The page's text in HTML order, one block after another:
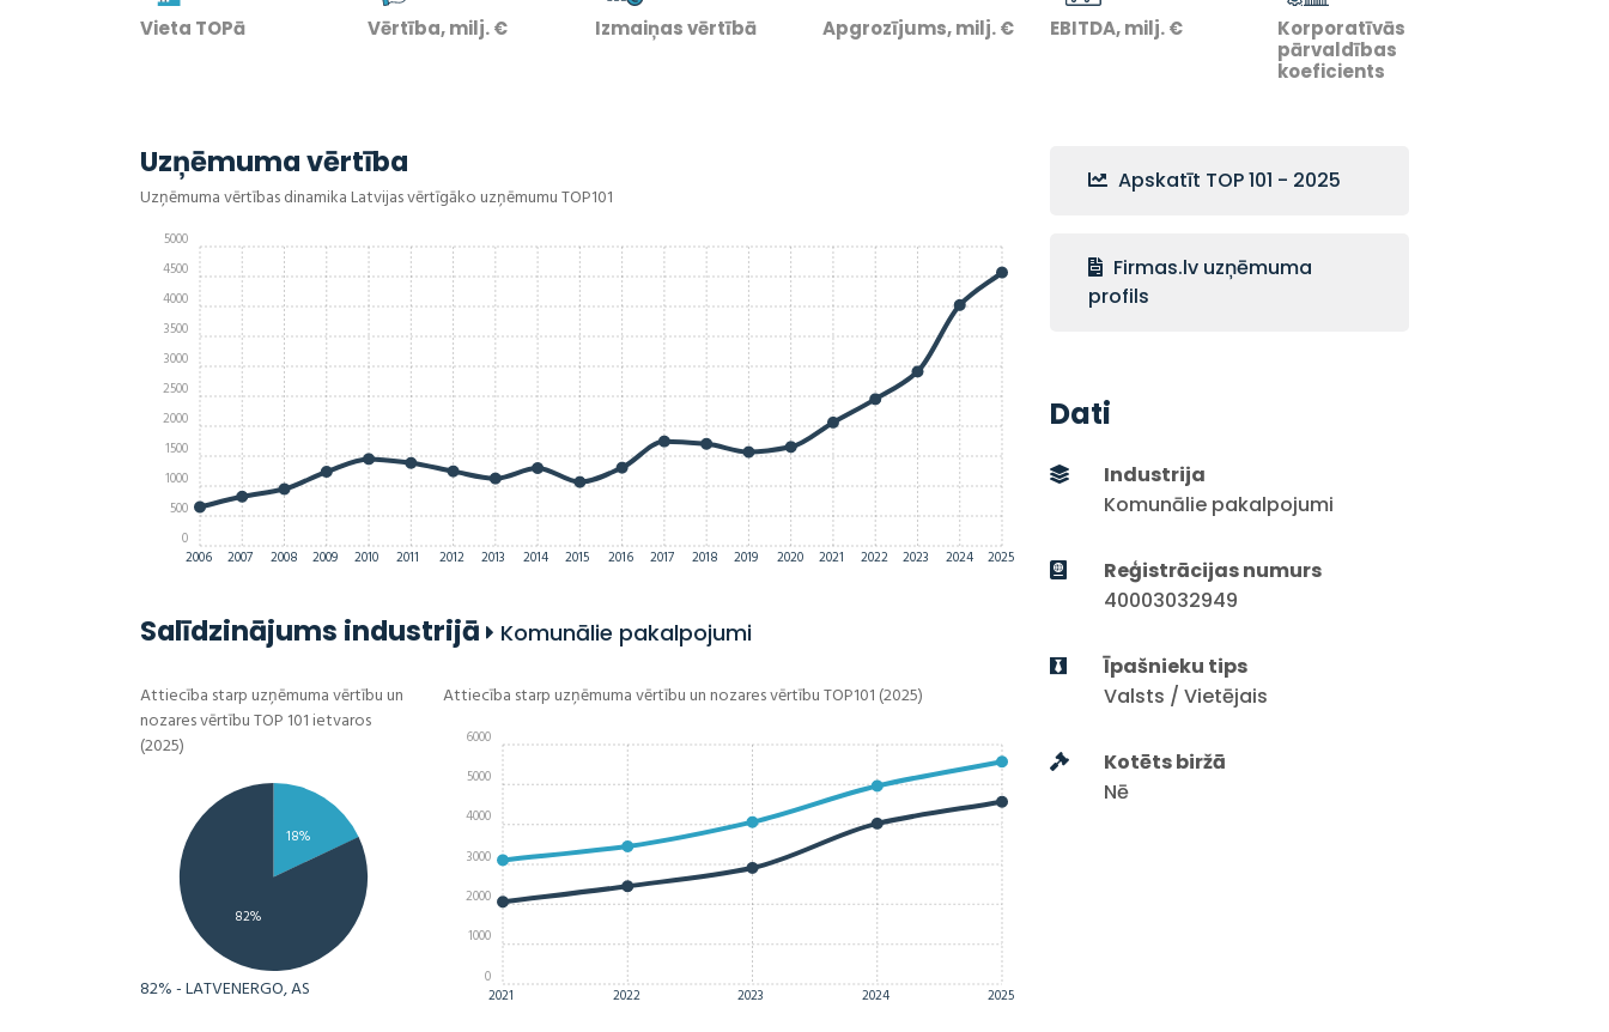
Vieta TOPā Vērtība, milj. € Izmaiņas vērtībā Apgrozījums, milj. € EBITDA, milj. €
Korporatīvās
pārvaldības
koeficients
Uzņēmuma vērtība
Uzņēmuma vērtības dinamika Latvijas vērtīgāko uzņēmumu TOP101
2006 2007 2008 2009 2010 2011 2012 2013 2014 2015 2016 2017 2018 2019 2020 2021 2022 2023 2024 2025
0
500
1000
1500
2000
2500
3000
3500
4000
4500
5000
Salīdzinājums industrijā Komunālie pakalpojumi
Attiecība starp uzņēmuma vērtību un
nozares vērtību TOP 101 ietvaros
(2025)
18%
82%
82% - LATVENERGO, AS
Attiecība starp uzņēmuma vērtību un nozares vērtību TOP101 (2025)
2021 2022 2023 2024 2025
0
1000
2000
3000
4000
5000
6000
Apskatīt TOP 101 - 2025
Firmas.lv uzņēmuma
profils
Dati
Industrija
Komunālie pakalpojumi
Reģistrācijas numurs
40003032949
Īpašnieku tips
Valsts / Vietējais
Kotēts biržā
Nē